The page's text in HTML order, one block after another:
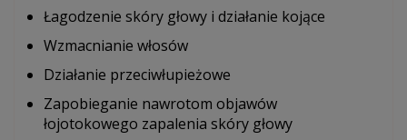
Łagodzenie skóry głowy i działanie kojące
Wzmacnianie włosów
Działanie przeciwłupieżowe
Zapobieganie nawrotom objawów
łojotokowego zapalenia skóry głowy